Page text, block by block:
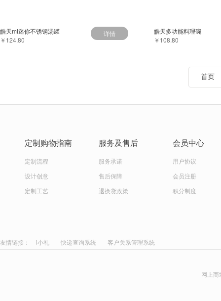
皓天mi迷你不锈钢汤罐
￥124.80
详情
皓天多功能料理碗
￥108.80
首页
定制购物指南
定制流程
设计创意
定制工艺
服务及售后
服务承诺
售后保障
退换货政策
会员中心
用户协议
会员注册
积分制度
友情链接： i小礼 快递查询系统 客户关系管理系统
网上